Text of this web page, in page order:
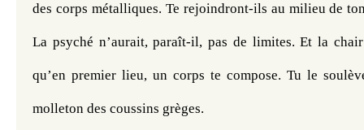
des corps métalliques. Te rejoindront-ils au milieu de ton
La psyché n’aurait, paraît-il, pas de limites. Et la chair
qu’en premier lieu, un corps te compose. Tu le
molleton des coussins grèges.